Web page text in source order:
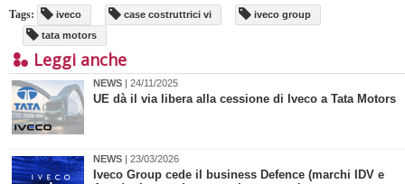
Tags: iveco case costruttrici vi
iveco group
tata motors
Leggi anche
NEWS | 24/11/2025
UE dà il via libera alla cessione di Iveco a Tata Motors
NEWS | 23/03/2026
Iveco Group cede il business Defence (marchi IDV e